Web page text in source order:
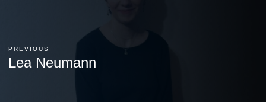
PREVIOUS
Lea Neumann